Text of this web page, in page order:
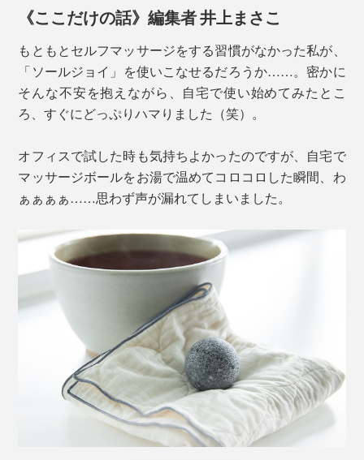
みが持つ性質。熱伝導率が高いことで知られる、一般的
な玄武岩（石焼きビビンバの器として有名）と比較する
と、約3倍もの保温性があるといわれています。
太ももや腰まわりにコロコロしても気持ちいい
どの天然石よりも、保温・保冷の持続時間が長いため、
何世紀にも渡ってセラピーワークにも使われています。
中に液体や油分が染み込まない石ですが、使い込むうち
に表面の色はチャコールグレーに変化していきます。
写真はトゥポヴァラにある『HUKKA DESIGN』の工場
す。神秘的なほど静かで緑深い森、蒼く澄みわたる湖。
オーロラの光しかないような場所でのみ聞こえる、狼の
遠吠え。
カレリアンソープストーンは、約28億年もの時間をかけ
て育まれた大自然の産物だから、その石の中にあるスピ
リットを感じて敬意を払いたい。
そんな想いから、狼の遠吠えが聞こえてくるような深い
自然の中から、インスピレーションを受けて製造するこ
とを常に大切にしているのだといいます。
《ここだけの話》編集者 井上まさこ
もともとセルフマッサージをする習慣がなかった私が、
「ソールジョイ」を使いこなせるだろうか……。密かに
そんな不安を抱えながら、自宅で使い始めてみたとこ
ろ、すぐにどっぷりハマりました（笑）。
オフィスで試した時も気持ちよかったのですが、自宅で
マッサージボールをお湯で温めてコロコロした瞬間、わ
ぁぁぁぁ……思わず声が漏れてしまいました。